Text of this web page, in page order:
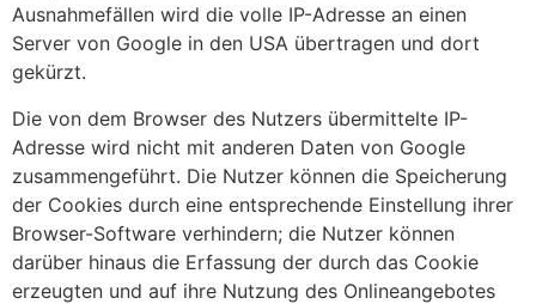
Ausnahmefällen wird die volle IP-Adresse an einen
Server von Google in den USA übertragen und dort
gekürzt.
Die von dem Browser des Nutzers übermittelte IP-
Adresse wird nicht mit anderen Daten von Google
zusammengeführt. Die Nutzer können die Speicherung
der Cookies durch eine entsprechende Einstellung ihrer
Browser-Software verhindern; die Nutzer können
darüber hinaus die Erfassung der durch das Cookie
erzeugten und auf ihre Nutzung des Onlineangebotes